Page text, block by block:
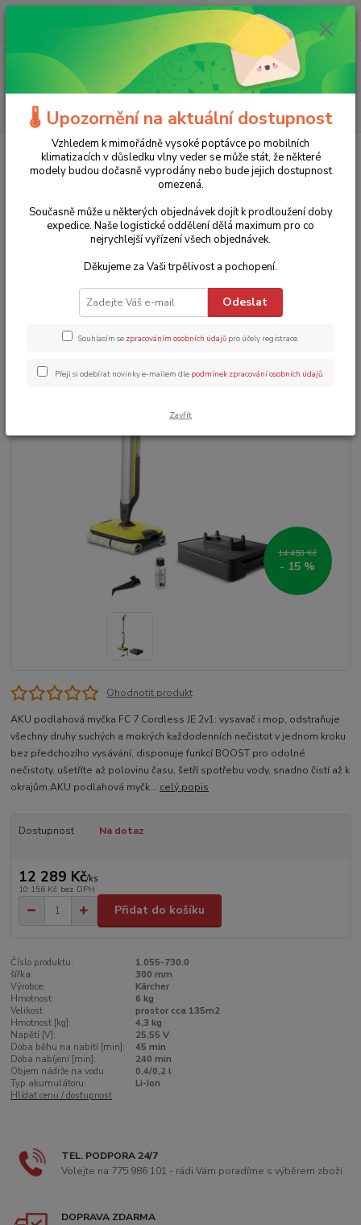
(Po-Ne, 8-20 hod.)
ks
0 Kč
Zahradní technika Čistící technika
Podlahové mycí stroje
Akumulátorový podlahový čistič FC7 Kärcher - 1.055-730.0
Akumulátorový podlahový čistič
FC7 Kärcher - 1.055-730.0
14 458 Kč
- 15 %
Ohodnotit produkt
AKU podlahová myčka FC 7 Cordless JE 2v1: vysavač i mop, odstraňuje
všechny druhy suchých a mokrých každodenních nečistot v jednom kroku
bez předchozího vysávání, disponuje funkcí BOOST pro odolné
nečistoty, ušetříte až polovinu času, šetří spotřebu vody, snadno čistí až k
okrajům.AKU podlahová myčk... celý popis
Dostupnost Na dotaz
12 289 Kč/ks
10 156 Kč bez DPH
Přidat do košíku
Číslo produktu:
1.055-730.0
šířka:
300 mm
Výrobce:
Kärcher
Hmotnost:
6 kg
Velikost:
prostor cca 135m2
Hmotnost [kg]:
4,3 kg
Napětí [V]:
25,55 V
Doba běhu na nabití [min]:
45 min
Doba nabíjení [min]:
240 min
Objem nádrže na vodu:
0,4/0,2 l
Typ akumulátoru:
Li-Ion
Hlídat cenu / dostupnost
TEL. PODPORA 24/7
Volejte na 775 986 101 - rádi Vám poradíme s výběrem zboží
DOPRAVA ZDARMA
🌡️ Upozornění na aktuální dostupnost
Vzhledem k mimořádně vysoké poptávce po mobilních
klimatizacích v důsledku vlny veder se může stát, že některé
modely budou dočasně vyprodány nebo bude jejich dostupnost
omezená.
Současně může u některých objednávek dojít k prodloužení doby
expedice. Naše logistické oddělení dělá maximum pro co
nejrychlejší vyřízení všech objednávek.
Děkujeme za Vaši trpělivost a pochopení.
Odeslat
Souhlasím se zpracováním osobních údajů pro účely registrace.
Přeji si odebírat novinky e-mailem dle podmínek zpracování osobních údajů
Zavřít